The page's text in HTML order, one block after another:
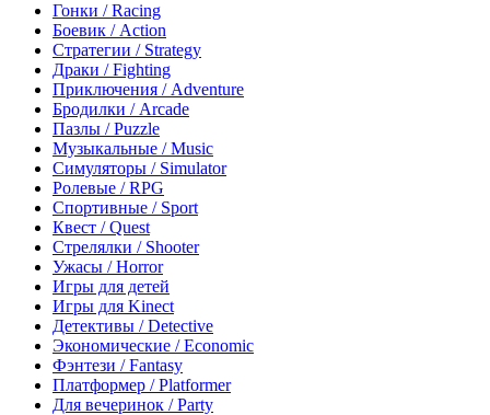
Гонки / Racing
Боевик / Action
Стратегии / Strategy
Драки / Fighting
Приключения / Adventure
Бродилки / Arcade
Пазлы / Puzzle
Музыкальные / Music
Симуляторы / Simulator
Ролевые / RPG
Спортивные / Sport
Квест / Quest
Стрелялки / Shooter
Ужасы / Horror
Игры для детей
Игры для Kinect
Детективы / Detective
Экономические / Economic
Фэнтези / Fantasy
Платформер / Platformer
Для вечеринок / Party